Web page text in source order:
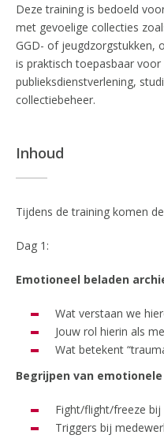
Deze training is bedoeld
met gevoelige collecties
GGD- of jeugdzorgstukken,
is praktisch toepasbaar
publieksdienstverlening,
collectiebeheer.
Inhoud
Tijdens de training komen
Dag 1:
Emotioneel beladen
Wat verstaan we
Jouw rol hierin als
Wat betekent
Begrijpen van
Fight/flight/freeze bij
Triggers bij